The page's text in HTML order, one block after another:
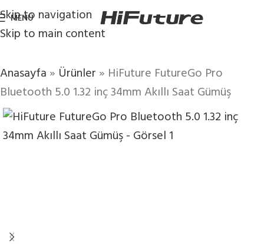
Skip to navigation
Skip to main content
MENÜ
Anasayfa » Ürünler » HiFuture FutureGo Pro
Bluetooth 5.0 1.32 inç 34mm Akıllı Saat Gümüş